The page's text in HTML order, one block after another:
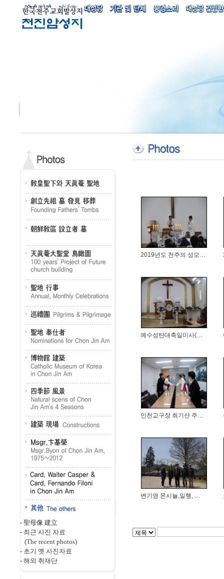
- 聖母像 建立
- 최근 사진 자료
(The recent photos)
- 초기 옛 사진자료
- 해외 취재단
2019년도 천주의 성모 마리아 대축...
예수성탄대축일미사(2017.12.24...
인천교구장 최기산 주교님 선종, 변몬...
변기영 몬시뇰,일행, 전남 영광, 원...